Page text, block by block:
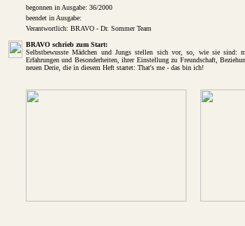
begonnen in Ausgabe: 36/2000
beendet in Ausgabe:
Verantwortlich: BRAVO - Dr. Sommer Team
BRAVO schrieb zum Start:
Selbstbewusste Mädchen und Jungs stellen sich vor, so, wie sie sind:
Erfahrungen und Besonderheiten, ihrer Einstellung zu Freundschaft,
neuen Derie, die in diesem Heft startet: That's me - das bin ich!